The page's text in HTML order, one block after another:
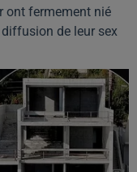
ont fermement nié
de leur sex